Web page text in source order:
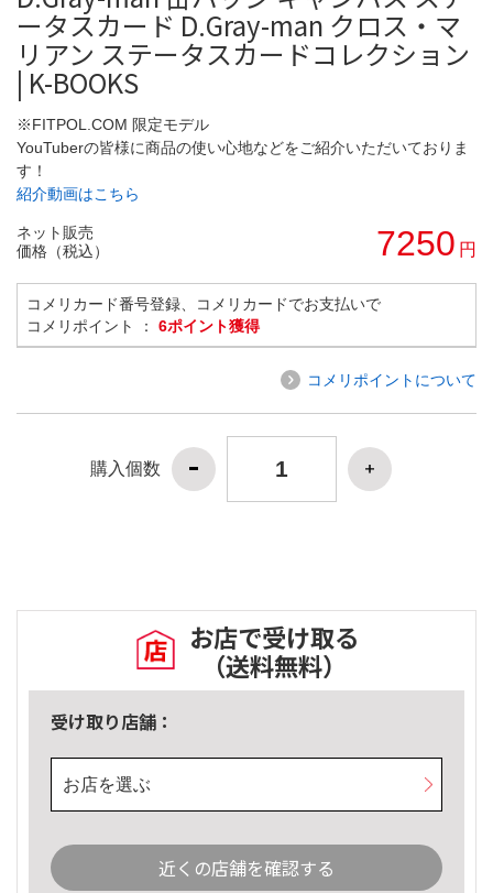
ータスカード D.Gray-man クロス・マ
リアン ステータスカードコレクション
| K-BOOKS
※FITPOL.COM 限定モデル
YouTuberの皆様に商品の使い心地などをご紹介いただいておりま
す！
紹介動画はこちら
ネット販売
価格（税込）
7250 円
コメリカード番号登録、コメリカードでお支払いで
コメリポイント ： 6ポイント獲得
コメリポイントについて
購入個数
お店で受け取る
（送料無料）
受け取り店舗：
お店を選ぶ
近くの店舗を確認する